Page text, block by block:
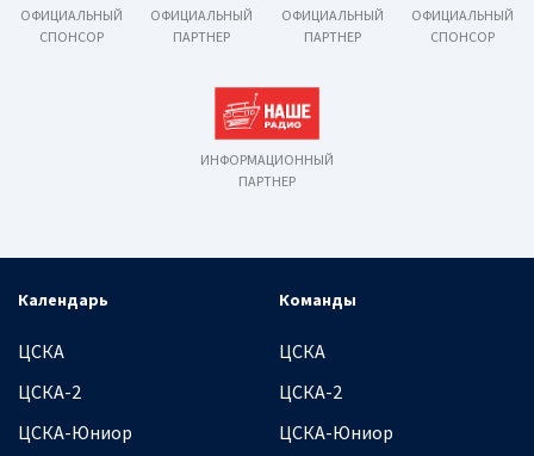
ОФИЦИАЛЬНЫЙ
СПОНСОР
ОФИЦИАЛЬНЫЙ
ПАРТНЕР
ОФИЦИАЛЬНЫЙ
ПАРТНЕР
ОФИЦИАЛЬНЫЙ
СПОНСОР
ИНФОРМАЦИОННЫЙ
ПАРТНЕР
Календарь
ЦСКА
ЦСКА-2
ЦСКА-Юниор
Команды
ЦСКА
ЦСКА-2
ЦСКА-Юниор